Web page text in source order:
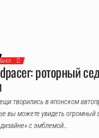
роторный
творились в японском
вы можете увидеть огромный
с эмблемой…